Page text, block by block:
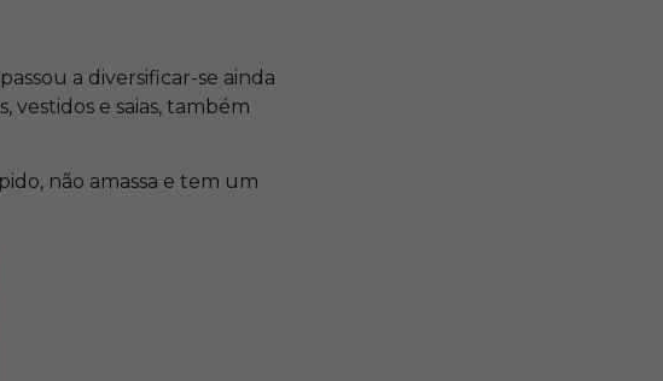
a diversificar-se ainda
vestidos e saias, também
não amassa e tem um